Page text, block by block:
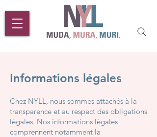
Informations légales
Chez NYLL, nous sommes attachés à la
transparence et au respect des obligations
légales. Nos informations légales
comprennent notamment la